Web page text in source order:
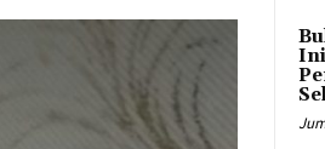
Ini